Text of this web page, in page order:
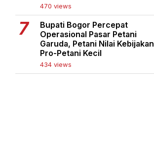
470 views
Bupati Bogor Percepat
Operasional Pasar Petani
Garuda, Petani Nilai Kebijakan
Pro-Petani Kecil
434 views